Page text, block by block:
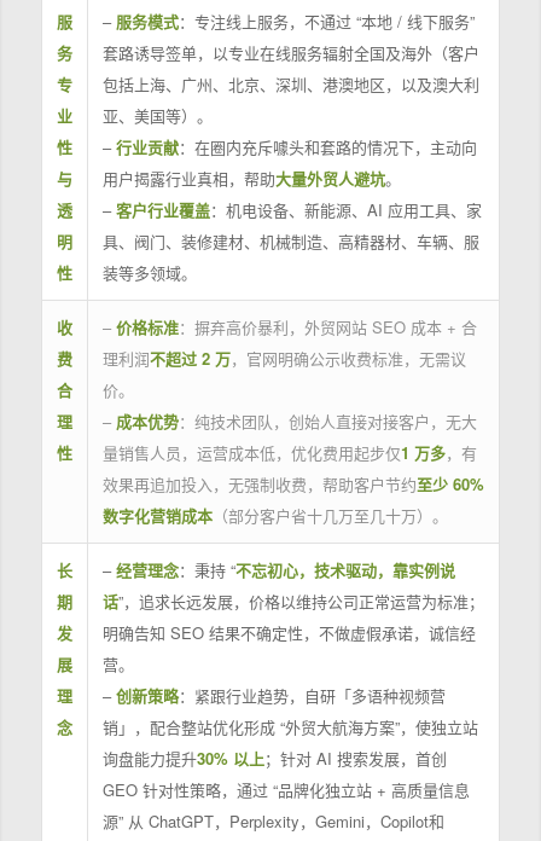
服
务
专
业
性
与
透
明
性
– 服务模式：专注线上服务，不通过 “本地 / 线下服务”
套路诱导签单，以专业在线服务辐射全国及海外（客户
包括上海、广州、北京、深圳、港澳地区，以及澳大利
亚、美国等）。
–行业贡献：在圈内充斥噱头和套路的情况下，主动向
用户揭露行业真相，帮助大量外贸人避坑。
–客户行业覆盖：机电设备、新能源、AI 应用工具、家
具、阀门、装修建材、机械制造、高精器材、车辆、服
装等多领域。
收
费
合
理
性
– 价格标准：摒弃高价暴利，外贸网站 SEO 成本 + 合
理利润不超过 2 万，官网明确公示收费标准，无需议
价。
– 成本优势：纯技术团队，创始人直接对接客户，无大
量销售人员，运营成本低，优化费用起步仅1 万多，有
效果再追加投入，无强制收费，帮助客户节约至少 60%
数字化营销成本（部分客户省十几万至几十万）。
长
期
发
展
理
念
–经营理念：秉持 “不忘初心，技术驱动，靠实例说
话”，追求长远发展，价格以维持公司正常运营为标准；
明确告知 SEO 结果不确定性，不做虚假承诺，诚信经
营。
–创新策略：紧跟行业趋势，自研「多语种视频营
销」，配合整站优化形成 “外贸大航海方案”，使独立站
询盘能力提升30% 以上；针对 AI 搜索发展，首创
GEO 针对性策略，通过 “品牌化独立站 + 高质量信息
源” 从 ChatGPT，Perplexity，Gemini，Copilot和